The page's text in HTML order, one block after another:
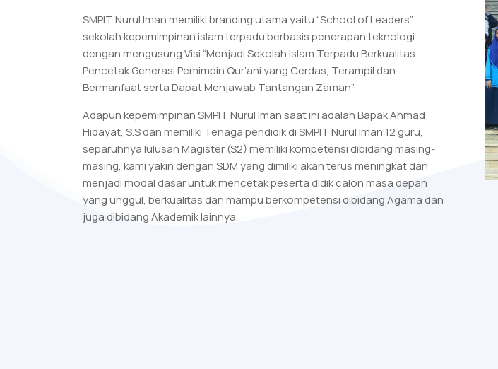
SMPIT Nurul Iman memiliki branding utama yaitu “School of Leaders”
sekolah kepemimpinan islam terpadu berbasis penerapan teknologi
dengan mengusung Visi “Menjadi Sekolah Islam Terpadu Berkualitas
Pencetak Generasi Pemimpin Qur’ani yang Cerdas, Terampil dan
Bermanfaat serta Dapat Menjawab Tantangan Zaman”
Adapun kepemimpinan SMPIT Nurul Iman saat ini adalah Bapak Ahmad
Hidayat, S.S dan memiliki Tenaga pendidik di SMPIT Nurul Iman 12 guru,
separuhnya lulusan Magister (S2) memiliki kompetensi dibidang masing-
masing, kami yakin dengan SDM yang dimiliki akan terus meningkat dan
menjadi modal dasar untuk mencetak peserta didik calon masa depan
yang unggul, berkualitas dan mampu berkompetensi dibidang Agama dan
juga dibidang Akademik lainnya.